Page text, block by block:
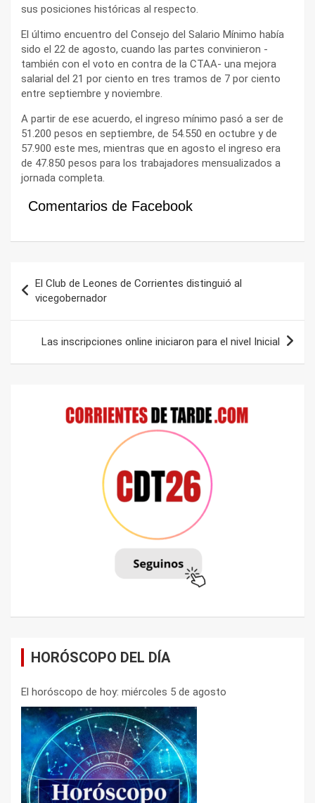
sus posiciones históricas al respecto.
El último encuentro del Consejo del Salario Mínimo había
sido el 22 de agosto, cuando las partes convinieron -
también con el voto en contra de la CTAA- una mejora
salarial del 21 por ciento en tres tramos de 7 por ciento
entre septiembre y noviembre.
A partir de ese acuerdo, el ingreso mínimo pasó a ser de
51.200 pesos en septiembre, de 54.550 en octubre y de
57.900 este mes, mientras que en agosto el ingreso era
de 47.850 pesos para los trabajadores mensualizados a
jornada completa.
Comentarios de Facebook
de
entradas
El Club de Leones de Corrientes distinguió al
vicegobernador
Las inscripciones online iniciaron para el nivel Inicial
HORÓSCOPO DEL DÍA
El horóscopo de hoy: miércoles 5 de agosto